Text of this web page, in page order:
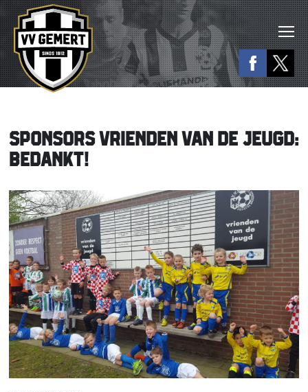
SPONSORS VRIENDEN VAN DE JEUGD:
BEDANKT!